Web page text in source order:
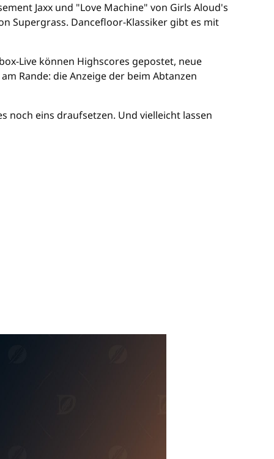
Jaxx und "Love Machine" von Girls Aloud's
Supergrass. Dancefloor-Klassiker gibt es mit
Live können Highscores gepostet, neue
Rande: die Anzeige der beim Abtanzen
noch eins draufsetzen. Und vielleicht lassen